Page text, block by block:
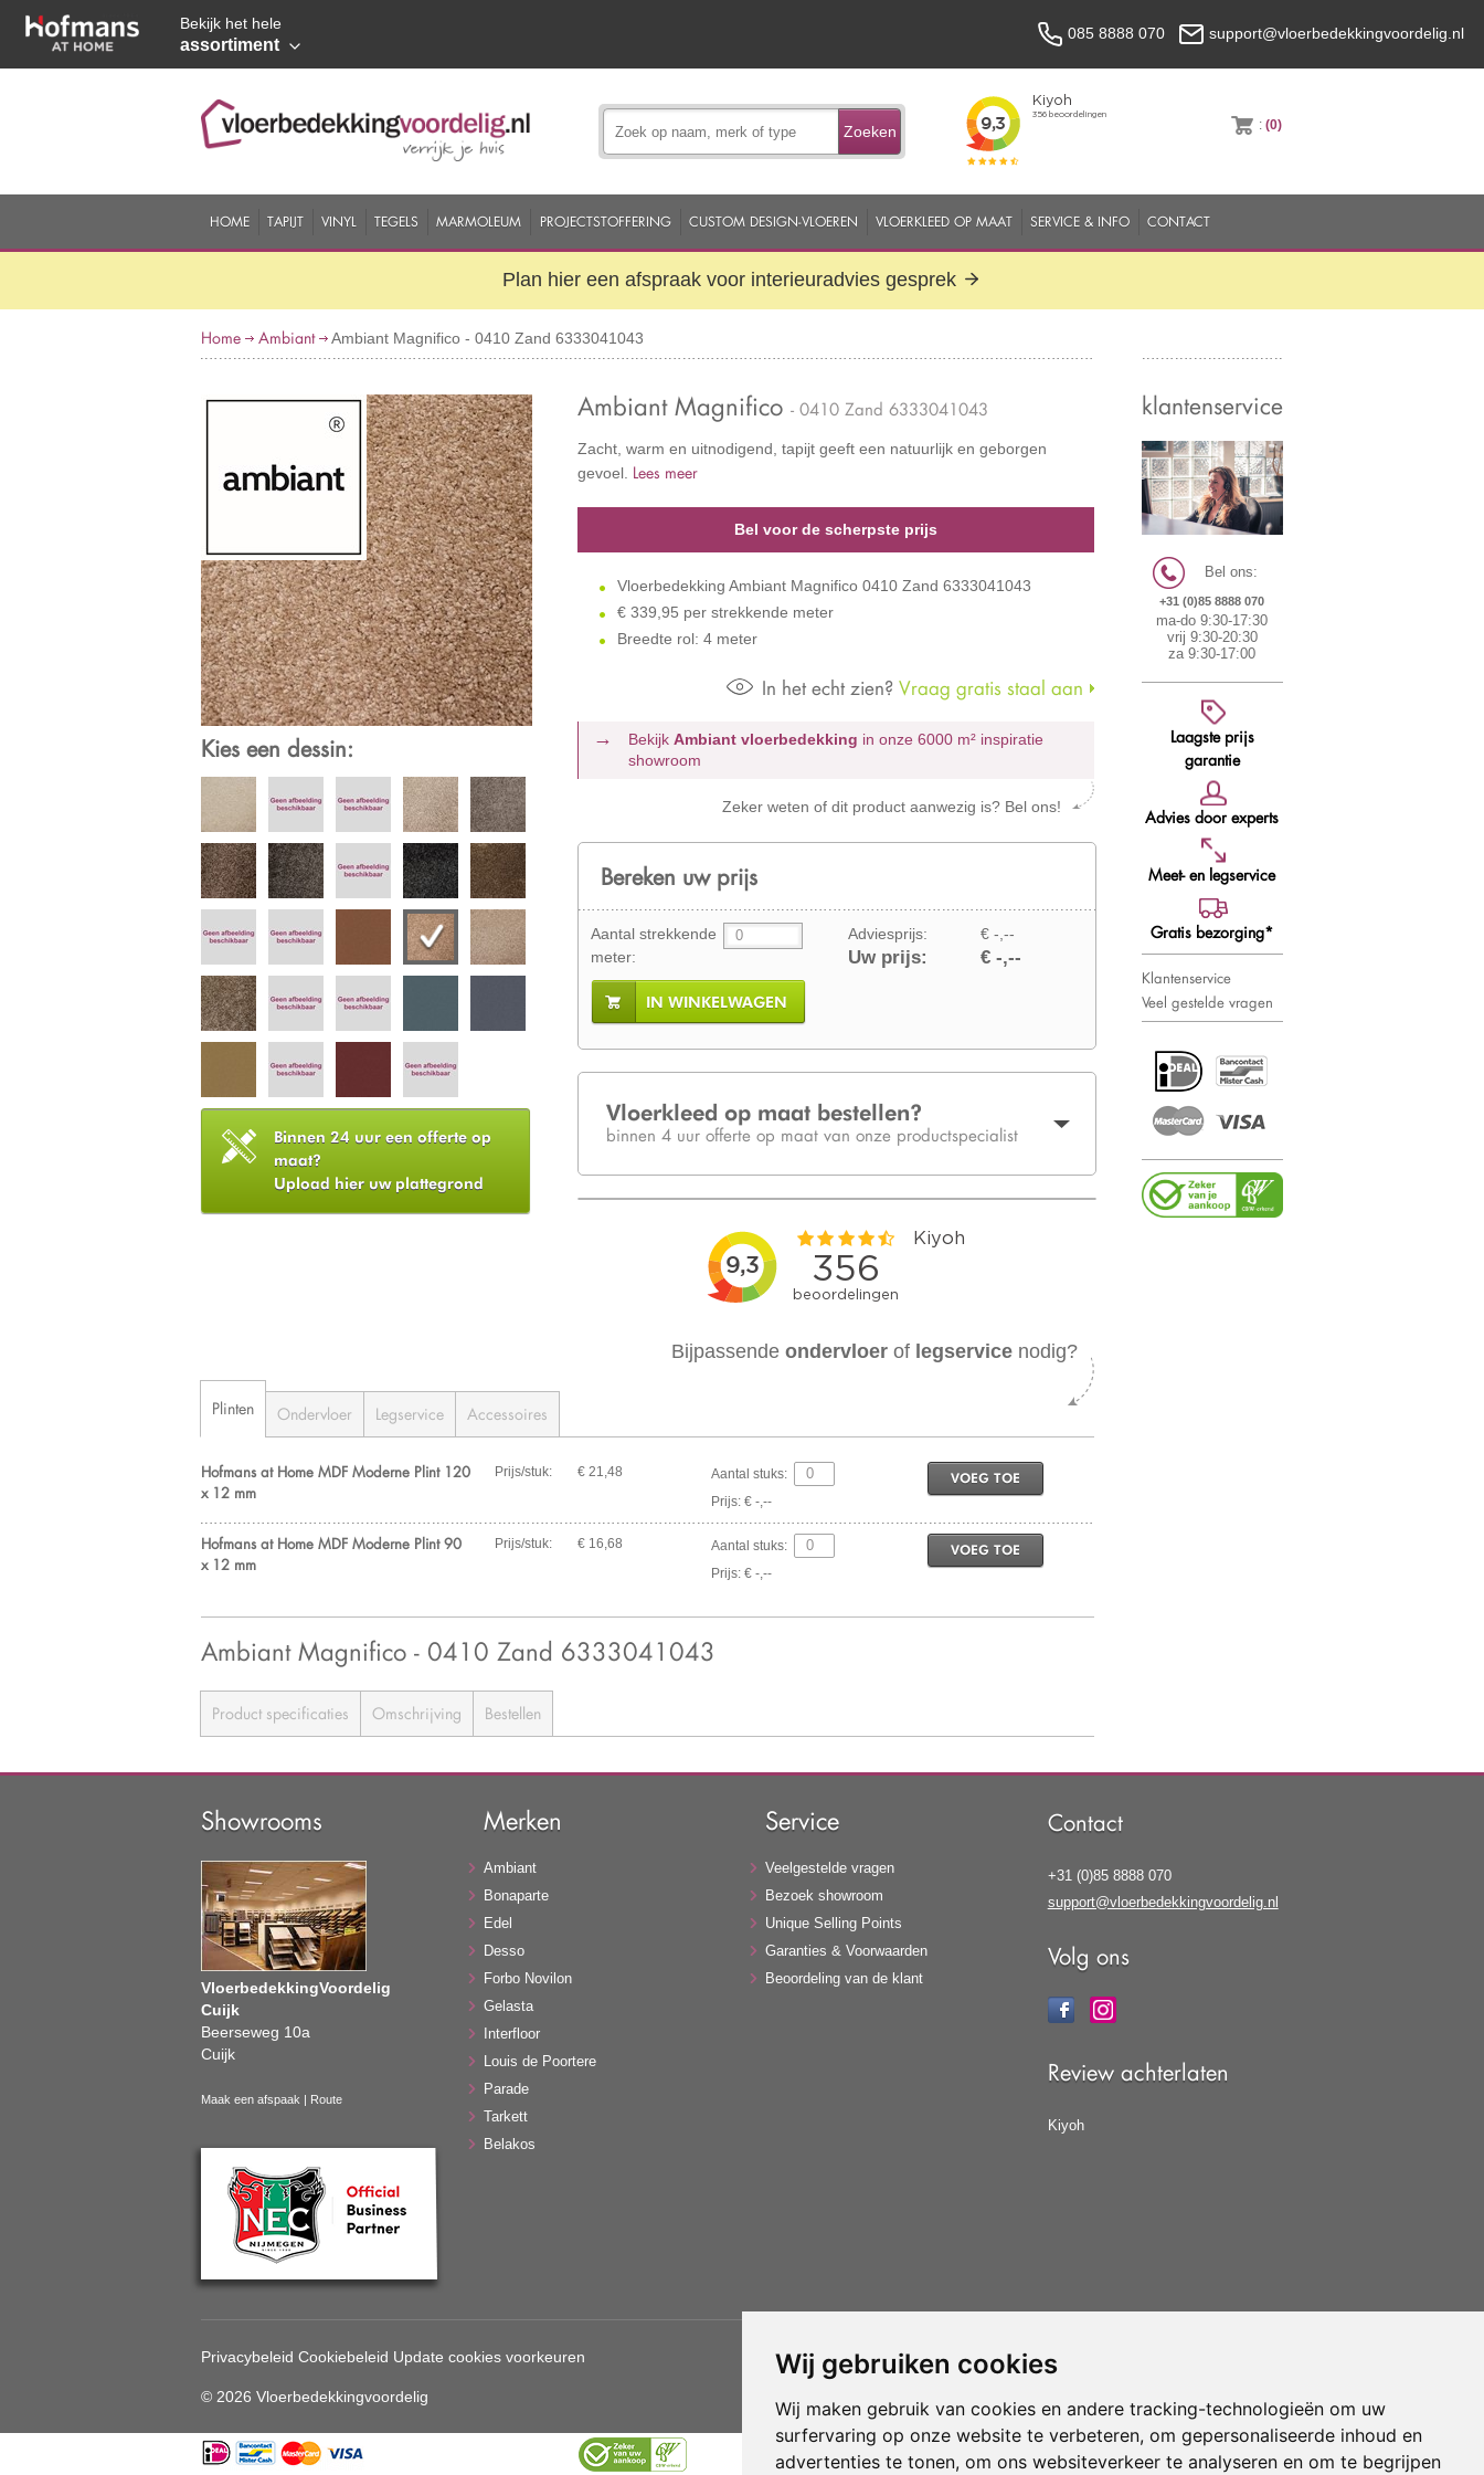
Wij gebruiken cookies
Wij maken gebruik van cookies en andere tracking-technologieën om uw
surfervaring op onze website te verbeteren, om gepersonaliseerde inhoud en
advertenties te tonen, om ons websiteverkeer te analyseren en om te begrijpen
Bekijk het hele
assortiment
085 8888 070 support@vloerbedekkingvoordelig.nl
Zoeken :(0)
HOME TAPIJT VINYL TEGELS MARMOLEUM PROJECTSTOFFERING CUSTOM DESIGN-VLOEREN VLOERKLEED OP MAAT SERVICE & INFO CONTACT
Plan hier een afspraak voor interieuradvies gesprek
Home Ambiant Ambiant Magnifico - 0410 Zand 6333041043
Kies een dessin:
Binnen 24 uur een offerte op
maat?
Upload hier uw plattegrond
Ambiant Magnifico - 0410 Zand 6333041043
Zacht, warm en uitnodigend, tapijt geeft een natuurlijk en geborgen
gevoel. Lees meer
Bel voor de scherpste prijs
Vloerbedekking Ambiant Magnifico 0410 Zand 6333041043
€ 339,95 per strekkende meter
Breedte rol: 4 meter
In het echt zien? Vraag gratis staal aan
BekijkAmbiant vloerbedekking in onze 6000 m² inspiratie
showroom
Zeker weten of dit product aanwezig is? Bel ons!
Bereken uw prijs
Aantal strekkende
meter:
Adviesprijs: € -,--
Uw prijs: € -,--
IN WINKELWAGEN
Vloerkleed op maat bestellen?
binnen 4 uur offerte op maat van onze productspecialist
klantenservice
Bel ons:
+31 (0)85 8888 070
ma-do 9:30-17:30
vrij 9:30-20:30
za 9:30-17:00
Laagste prijs
garantie
Advies door experts
Meet- en legservice
Gratis bezorging*
Klantenservice
Veel gestelde vragen
Bijpassendeondervloer of legservice nodig?
Plinten Ondervloer Legservice Accessoires
Hofmans at Home MDF Moderne Plint 120
x 12 mm
Prijs/stuk: € 21,48
Aantal stuks:
Prijs: € -,--
VOEG TOE
Hofmans at Home MDF Moderne Plint 90
x 12 mm
Prijs/stuk: € 16,68
Aantal stuks:
Prijs: € -,--
VOEG TOE
Ambiant Magnifico - 0410 Zand 6333041043
Product specificaties Omschrijving Bestellen
Showrooms
VloerbedekkingVoordelig
Cuijk
Beerseweg 10a
Cuijk
Maak een afspaak | Route
Merken
Ambiant
Bonaparte
Edel
Desso
Forbo Novilon
Gelasta
Interfloor
Louis de Poortere
Parade
Tarkett
Belakos
Service
Veelgestelde vragen
Bezoek showroom
Unique Selling Points
Garanties & Voorwaarden
Beoordeling van de klant
Contact
+31 (0)85 8888 070
support@vloerbedekkingvoordelig.nl
Volg ons
Review achterlaten
Kiyoh
Privacybeleid Cookiebeleid Update cookies voorkeuren
© 2026 Vloerbedekkingvoordelig
Gebruik van deze site betekent dat u dealgemene voorwaarden
Vloerenvoordelig.nl is een onderdeel van